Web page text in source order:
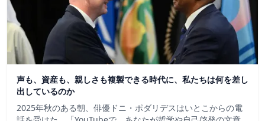
声も、資産も、親しさも複製できる時代に、私たちは何を差し
出しているのか
2025年秋のある朝、俳優ドニ・ポダリデスはいとこからの電